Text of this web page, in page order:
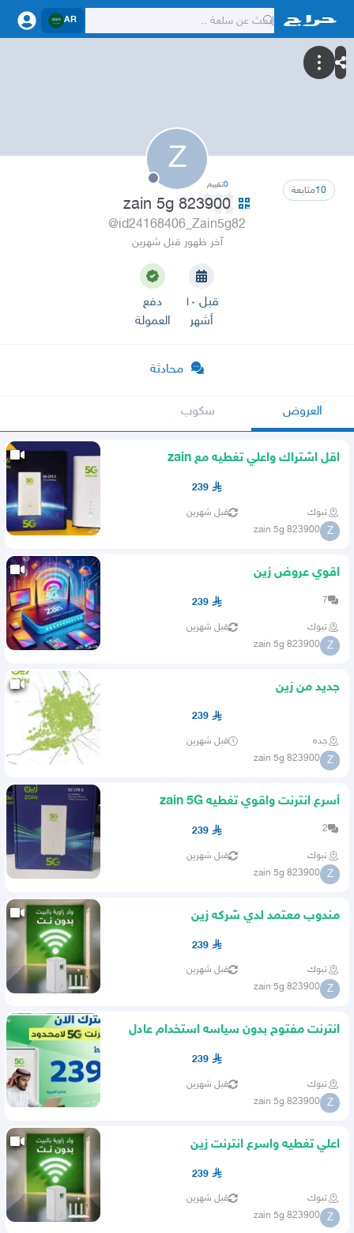
AR
Z
10متابعة 0تقييم
zain 5g 823900
@id24168406_Zain5g82
آخر ظهور قبل شهرين
قبل ١٠
أشهر
دفع
العمولة
محادثة
العروض سكوب
اقل اشتراك واعلي تغطيه مع zain
239
تبوك قبل شهرين
Z
zain 5g 823900
اقوي عروض زين
7
239
تبوك قبل شهرين
Z
zain 5g 823900
جديد من زين
239
جده قبل شهرين
Z
zain 5g 823900
أسرع انترنت واقوي تغطيه zain 5G
2
239
تبوك قبل شهرين
Z
zain 5g 823900
مندوب معتمد لدي شركه زين
239
تبوك قبل شهرين
Z
zain 5g 823900
انترنت مفتوح بدون سياسه استخدام عادل
239
تبوك قبل شهرين
Z
zain 5g 823900
اعلي تغطيه واسرع انترنت زين
239
تبوك قبل شهرين
Z
zain 5g 823900